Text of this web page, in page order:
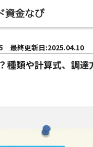
最終更新日:2025.04.10
種類や計算式、調達